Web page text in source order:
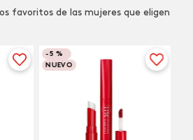
favoritos de las mujeres que eligen
-5 %
NUEVO